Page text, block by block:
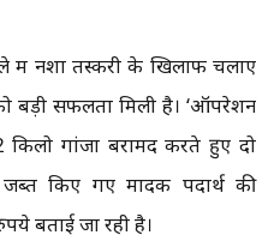
में नशा तस्करी के खिलाफ चलाए
बड़ी सफलता मिली है। ‘ऑपरेशन
गांजा बरामद करते हुए दो
जब्त किए गए मादक पदार्थ की
बताई जा रही है।